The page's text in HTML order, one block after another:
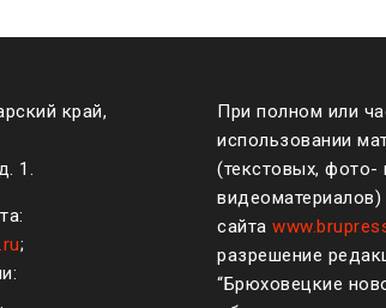
край,
1.
;
.
При полном или
использовании
(текстовых, фото-
видеоматериалов)
сайта
разрешение
“Брюховецкие